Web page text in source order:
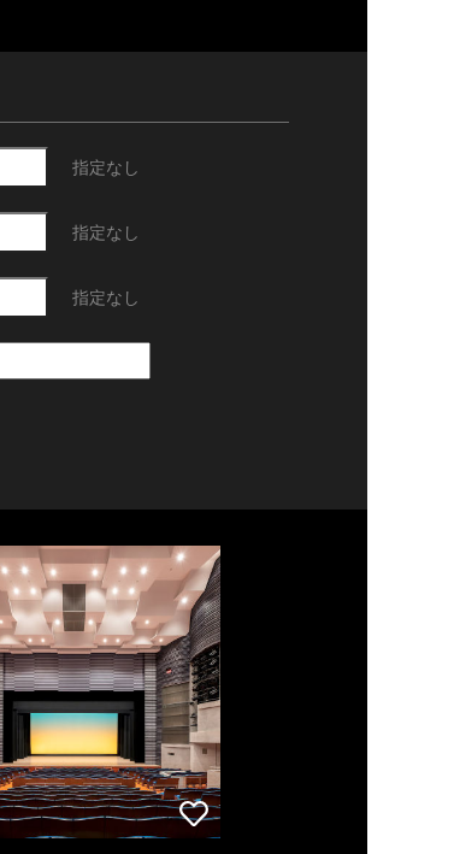
指定なし
指定なし
指定なし